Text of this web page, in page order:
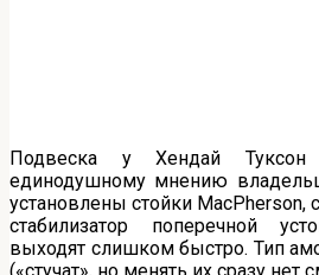
Подвеска у Хендай
единодушному мнению
установлены стойки
стабилизатор поперечной
выходят слишком быстро. Тип